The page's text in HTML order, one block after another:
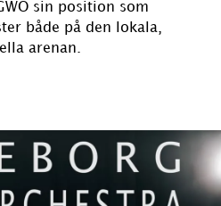
sin position som
både på den lokala,
arenan.